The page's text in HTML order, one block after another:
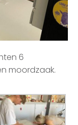
6
moordzaak.